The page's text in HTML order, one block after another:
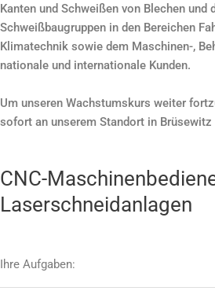
Kanten und Schweißen von Blechen und
Schweißbaugruppen in den Bereichen
Klimatechnik sowie dem Maschinen-,
nationale und internationale Kunden.
Um unseren Wachstumskurs weiter
sofort an unserem Standort in Brüsewitz
CNC-
Laserschneidanlagen
Ihre Aufgaben: